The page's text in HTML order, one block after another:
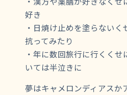
好き
・日焼け止めを塗らない
抗ってみたり
・年に数回旅行に行くく
いては半泣きに
夢はキャメロンディアスか